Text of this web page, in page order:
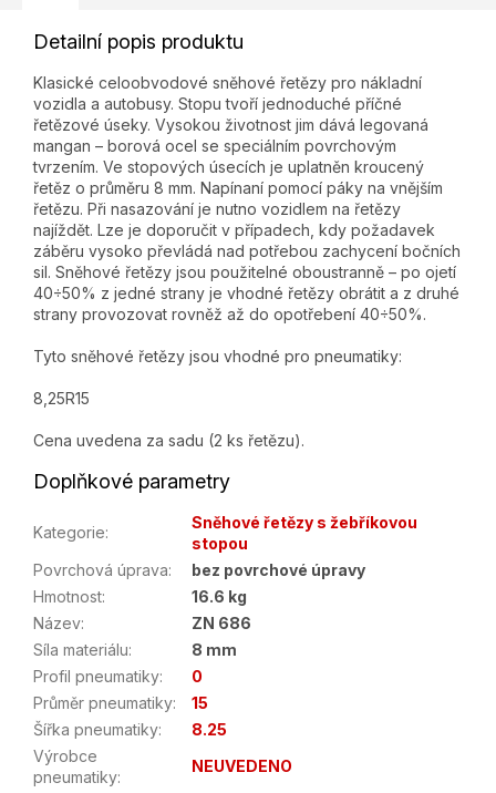
Detailní popis produktu
Klasické celoobvodové sněhové řetězy pro nákladní
vozidla a autobusy. Stopu tvoří jednoduché příčné
řetězové úseky. Vysokou životnost jim dává legovaná
mangan – borová ocel se speciálním povrchovým
tvrzením. Ve stopových úsecích je uplatněn kroucený
řetěz o průměru 8 mm. Napínaní pomocí páky na vnějším
řetězu. Při nasazování je nutno vozidlem na řetězy
najíždět. Lze je doporučit v případech, kdy požadavek
záběru vysoko převládá nad potřebou zachycení bočních
sil. Sněhové řetězy jsou použitelné oboustranně – po ojetí
40÷50% z jedné strany je vhodné řetězy obrátit a z druhé
strany provozovat rovněž až do opotřebení 40÷50%.
Tyto sněhové řetězy jsou vhodné pro pneumatiky:
8,25R15
Cena uvedena za sadu (2 ks řetězu).
Doplňkové parametry
Kategorie:
Sněhové řetězy s žebříkovou
stopou
Povrchová úprava:
bez povrchové úpravy
Hmotnost:
16.6 kg
Název:
ZN 686
Síla materiálu:
8 mm
Profil pneumatiky:
0
Průměr pneumatiky:
15
Šířka pneumatiky:
8.25
Výrobce
pneumatiky:
NEUVEDENO